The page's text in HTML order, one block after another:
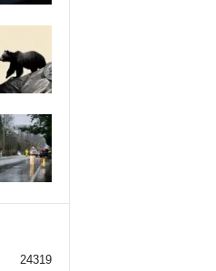
24319